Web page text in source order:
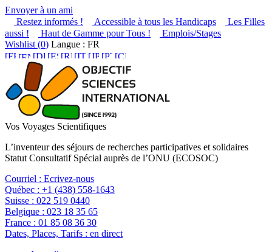
Envoyer à un ami
Restez informés !
Accessible à tous les Handicaps
Les Filles
aussi !
Haut de Gamme pour Tous !
Emplois/Stages
Wishlist (0) Langue : FR
Vos Voyages Scientifiques
L’inventeur des séjours de recherches participatives et solidaires
Statut Consultatif Spécial auprès de l’ONU (ECOSOC)
Courriel : Ecrivez-nous
Québec : +1 (438) 558-1643
Suisse : 022 519 0440
Belgique : 023 18 35 65
France : 01 85 08 36 30
Dates, Places, Tarifs : en direct